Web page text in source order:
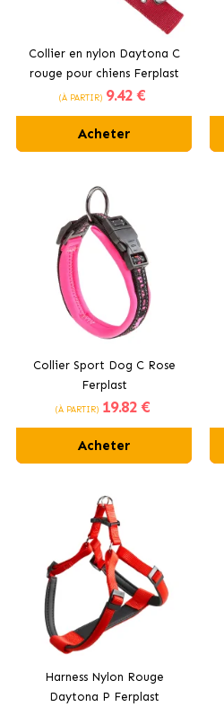
Collier en nylon Daytona C
rouge pour chiens Ferplast
(À PARTIR) 9.42 €
Acheter
Collier Sport Dog C Rose
Ferplast
(À PARTIR) 19.82 €
Acheter
Harness Nylon Rouge
Daytona P Ferplast